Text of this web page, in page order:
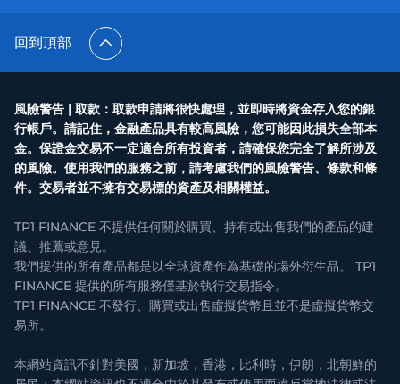
回到頂部
風險警告 | 取款：取款申請將很快處理，並即時將資金存入您的銀
行帳戶。請記住，金融產品具有較高風險，您可能因此損失全部本
金。保證金交易不一定適合所有投資者，請確保您完全了解所涉及
的風險。使用我們的服務之前，請考慮我們的風險警告、條款和條
件。交易者並不擁有交易標的資產及相關權益。
TP1 FINANCE 不提供任何關於購買、持有或出售我們的產品的建
議、推薦或意見。
我們提供的所有產品都是以全球資產作為基礎的場外衍生品。 TP1
FINANCE 提供的所有服務僅基於執行交易指令。
TP1 FINANCE 不發行、購買或出售虛擬貨幣且並不是虛擬貨幣交
易所。
本網站資訊不針對美國，新加坡，香港，比利時，伊朗，北朝鮮的